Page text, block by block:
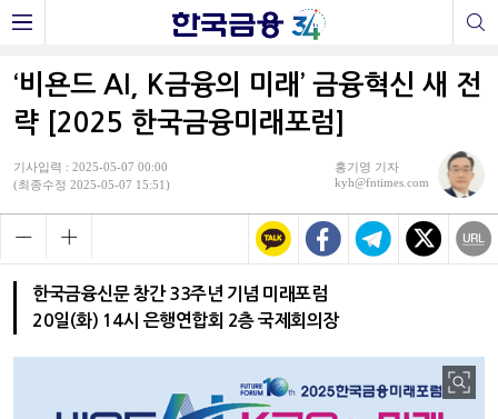
‘비욘드 AI, K금융의 미래’ 금융혁신 새 전
략 [2025 한국금융미래포럼]
기사입력 : 2025-05-07 00:00
(최종수정 2025-05-07 15:51)
홍기영 기자
kyh@fntimes.com
한국금융신문 창간 33주년 기념 미래포럼
20일(화) 14시 은행연합회 2층 국제회의장